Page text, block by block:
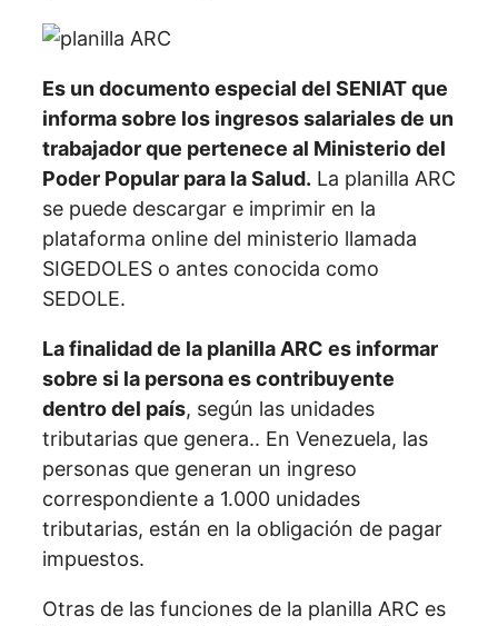
Es un documento especial del SENIAT que
informa sobre los ingresos salariales de un
trabajador que pertenece al Ministerio del
Poder Popular para la Salud. La planilla ARC
se puede descargar e imprimir en la
plataforma online del ministerio llamada
SIGEDOLES o antes conocida como
SEDOLE.
La finalidad de la planilla ARC es informar
sobre si la persona es contribuyente
dentro del país, según las unidades
tributarias que genera.. En Venezuela, las
personas que generan un ingreso
correspondiente a 1.000 unidades
tributarias, están en la obligación de pagar
impuestos.
Otras de las funciones de la planilla ARC es